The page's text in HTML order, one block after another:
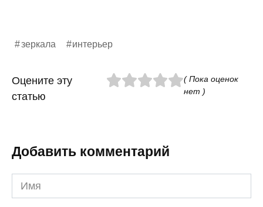
зеркала интерьер
Оцените эту
статью
( Пока оценок
нет )
Добавить комментарий
Имя
*